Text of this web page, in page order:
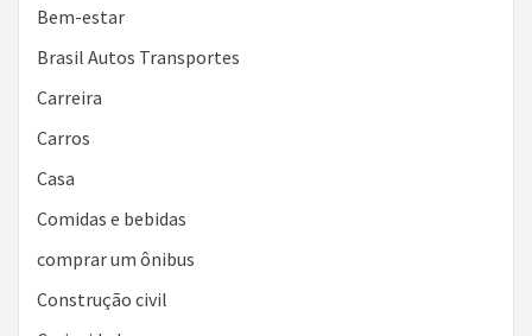
Bem-estar
Brasil Autos Transportes
Carreira
Carros
Casa
Comidas e bebidas
comprar um ônibus
Construção civil